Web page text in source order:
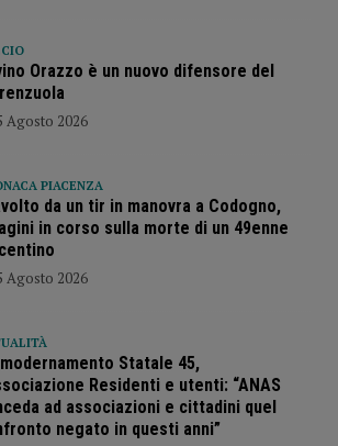
Orazzo è un nuovo difensore del
Agosto 2026
PIACENZA
da un tir in manovra a Codogno,
in corso sulla morte di un 49enne
Agosto 2026
Statale 45,
Residenti e utenti: “ANAS
ad associazioni e cittadini quel
negato in questi anni”